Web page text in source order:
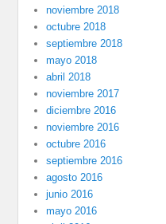
noviembre 2018
octubre 2018
septiembre 2018
mayo 2018
abril 2018
noviembre 2017
diciembre 2016
noviembre 2016
octubre 2016
septiembre 2016
agosto 2016
junio 2016
mayo 2016